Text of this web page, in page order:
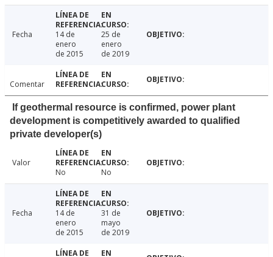
Fecha
14 de
enero
de 2015
25 de
enero
de 2019
Comentar
If geothermal resource is confirmed, power plant
development is competitively awarded to qualified
private developer(s)
Valor
No
No
Fecha
14 de
enero
de 2015
31 de
mayo
de 2019